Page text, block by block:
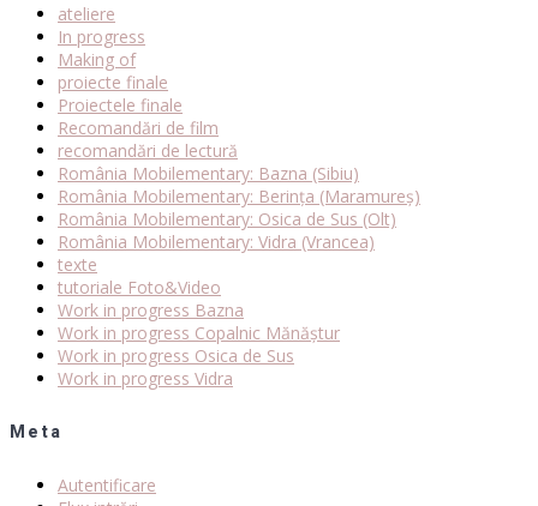
ateliere
In progress
Making of
proiecte finale
Proiectele finale
Recomandări de film
recomandări de lectură
România Mobilementary: Bazna (Sibiu)
România Mobilementary: Berința (Maramureș)
România Mobilementary: Osica de Sus (Olt)
România Mobilementary: Vidra (Vrancea)
texte
tutoriale Foto&Video
Work in progress Bazna
Work in progress Copalnic Mănăștur
Work in progress Osica de Sus
Work in progress Vidra
Meta
Autentificare